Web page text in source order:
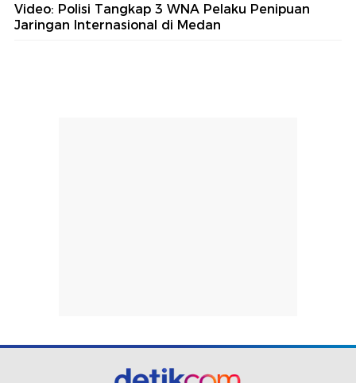
Video: Polisi Tangkap 3 WNA Pelaku Penipuan
Jaringan Internasional di Medan